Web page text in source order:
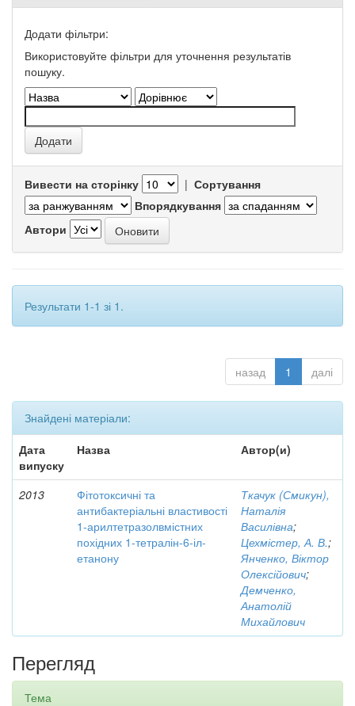
Додати фільтри:
Використовуйте фільтри для уточнення результатів
пошуку.
Вивести на сторінку | Сортування
Впорядкування
Автори
Результати 1-1 зі 1.
назад 1 далі
Знайдені матеріали:
Дата
випуску
Назва Автор(и)
2013
Фітотоксичні та
антибактеріальні властивості
1-арилтетразолвмістних
похідних 1-тетралін-6-іл-
етанону
Ткачук (Смикун),
Наталія
Василівна;
Цехмістер, А. В.;
Янченко, Віктор
Олексійович;
Демченко,
Анатолій
Михайлович
Перегляд
Тема